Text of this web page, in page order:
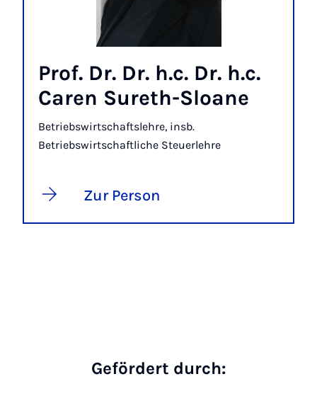
Prof. Dr. Dr. h.c. Dr. h.c.
Caren Sureth-Sloane
Betriebswirtschaftslehre, insb.
Betriebswirtschaftliche Steuerlehre
Zur Person
Gefördert durch: